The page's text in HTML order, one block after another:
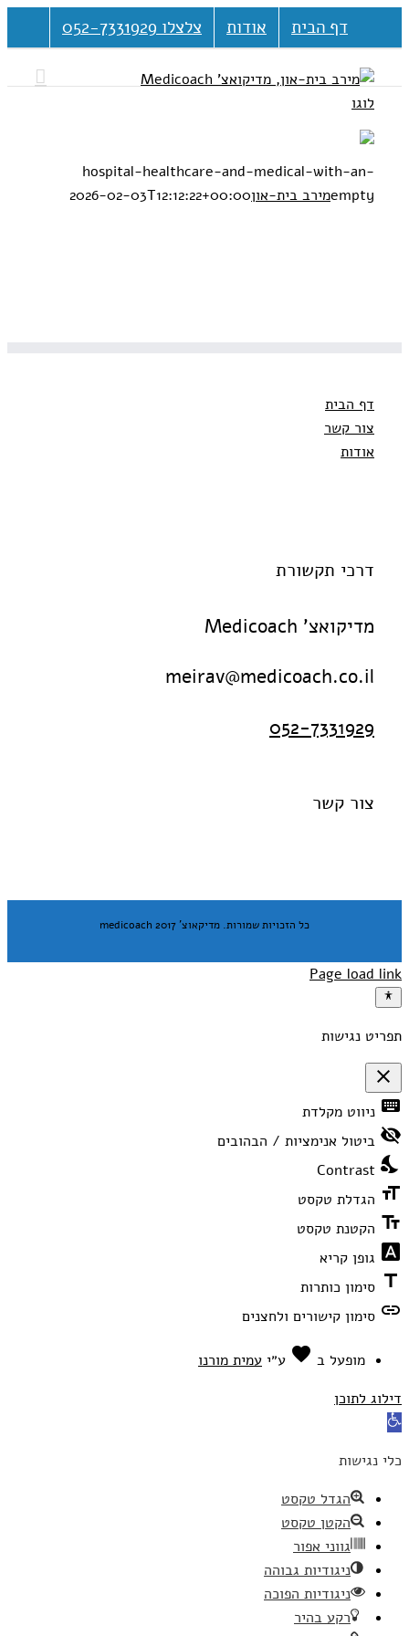
דף הבית אודות צלצלו 052-7331929
hospital-healthcare-and-medical-with-an-
emptyמירב בית-און2026-02-03T12:12:22+00:00
דף הבית
צור קשר
אודות
דרכי תקשורת
מדיקואצ' Medicoach
meirav@medicoach.co.il
052-7331929
צור קשר
כל הזכויות שמורות. מדיקאוצ' medicoach 2017
Page load link
תפריט נגישות
close
פתיחה
וסגירה
תפריט
הנגישות
keyboard ניווט מקלדת
visibility_off ביטול אנימציות / הבהובים
nights_stay
Contrast
format_size הגדלת טקסט
text_fields הקטנת טקסט
font_download גופן קריא
title סימון כותרות
link סימון קישורים ולחצנים
מופעל ב favorite אהבה
ע״י עמית מורנו
דילוג לתוכן
פתח
נגישות
כלי נגישות
הגדל טקסט
הקטן טקסט
גווני אפור
ניגודיות גבוהה
ניגודיות הפוכה
רקע בהיר